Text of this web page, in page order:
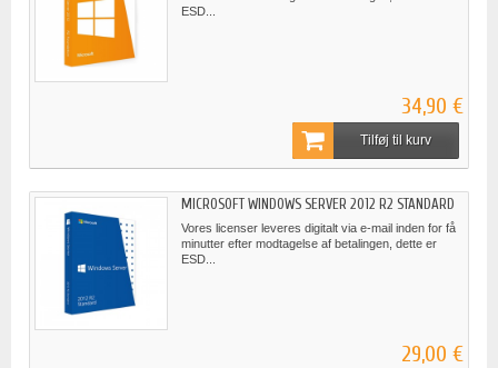
ESD...
34,90 €
Tilføj til kurv
MICROSOFT WINDOWS SERVER 2012 R2 STANDARD
Vores licenser leveres digitalt via e-mail inden for få
minutter efter modtagelse af betalingen, dette er
ESD...
29,00 €